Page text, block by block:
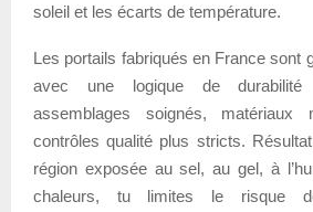
soleil et les écarts de température.
Les portails fabriqués en France sont
avec une logique de
assemblages soignés, matériaux
contrôles qualité plus stricts.
région exposée au sel, au gel, à
chaleurs, tu limites le risque